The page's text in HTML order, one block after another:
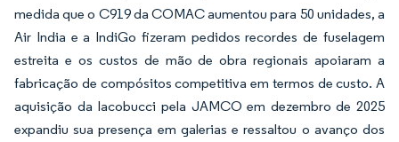
medida que o C919 da COMAC aumentou para 50 unidades, a
Air India e a IndiGo fizeram pedidos recordes de fuselagem
estreita e os custos de mão de obra regionais apoiaram a
fabricação de compósitos competitiva em termos de custo. A
aquisição da Iacobucci pela JAMCO em dezembro de 2025
expandiu sua presença em galerias e ressaltou o avanço dos